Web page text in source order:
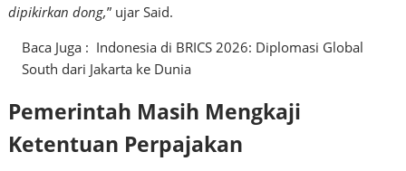
dipikirkan dong,” ujar Said.
Baca Juga : Indonesia di BRICS 2026: Diplomasi Global
South dari Jakarta ke Dunia
Pemerintah Masih Mengkaji
Ketentuan Perpajakan